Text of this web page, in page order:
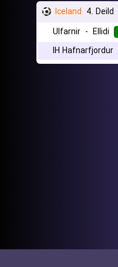
Iceland 4. Deild
Ulfarnir - Ellidi
IH Hafnarfjordur